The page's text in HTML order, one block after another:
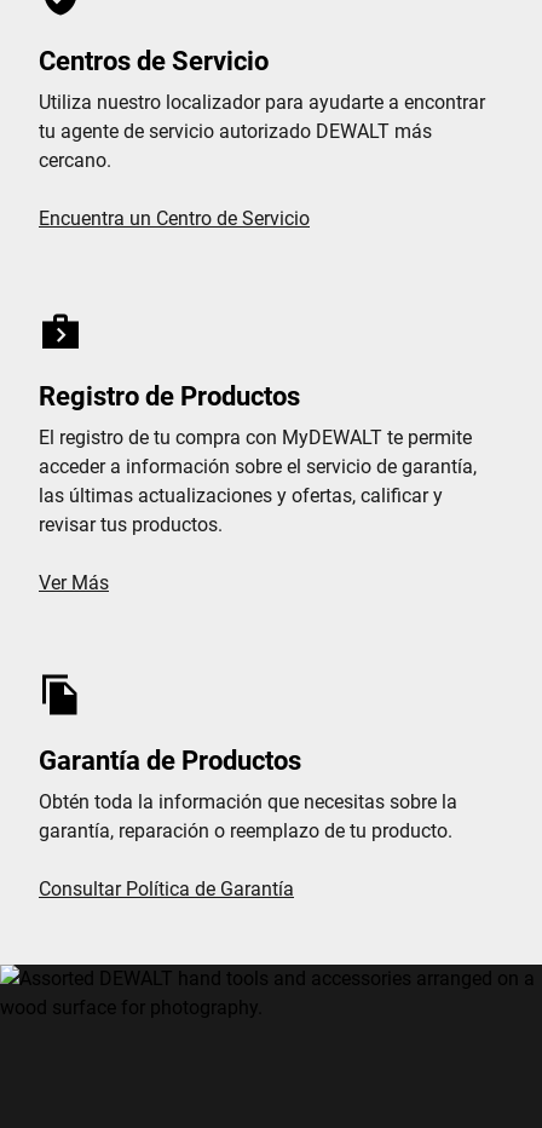
Centros de Servicio
Utiliza nuestro localizador para ayudarte a encontrar
tu agente de servicio autorizado DEWALT más
cercano.
Encuentra un Centro de Servicio
Registro de Productos
El registro de tu compra con MyDEWALT te permite
acceder a información sobre el servicio de garantía,
las últimas actualizaciones y ofertas, calificar y
revisar tus productos.
Ver Más
Garantía de Productos
Obtén toda la información que necesitas sobre la
garantía, reparación o reemplazo de tu producto.
Consultar Política de Garantía